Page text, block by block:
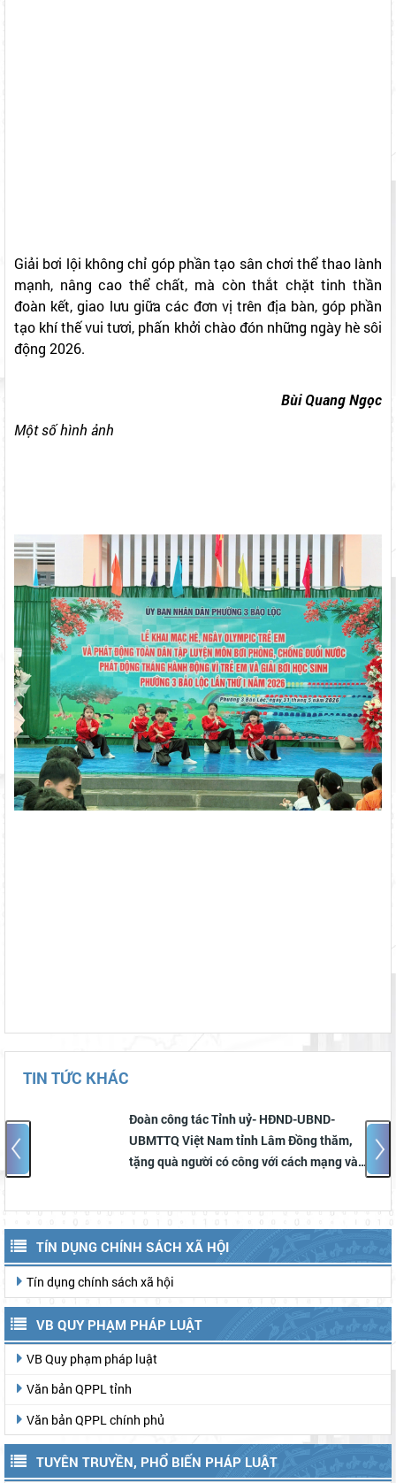
Giải bơi lội không chỉ góp phần tạo sân chơi thể thao lành
mạnh, nâng cao thể chất, mà còn thắt chặt tinh thần
đoàn kết, giao lưu giữa các đơn vị trên địa bàn, góp phần
tạo khí thế vui tươi, phấn khởi chào đón những ngày hè sôi
TIN TỨC KHÁC
Phường 3 Bảo Lộc: Tổ chức Kỳ họp thứ 3
HĐND phường 3 Bảo Lộc khóa II, nhiệm kỳ